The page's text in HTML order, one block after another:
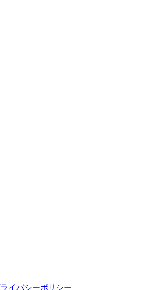
イバシーポリシー